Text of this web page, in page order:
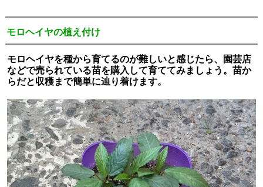
モロヘイヤの植え付け
モロヘイヤを種から育てるのが難しいと感じたら、園芸店
などで売られている苗を購入して育ててみましょう。苗か
らだと収穫まで簡単に辿り着けます。